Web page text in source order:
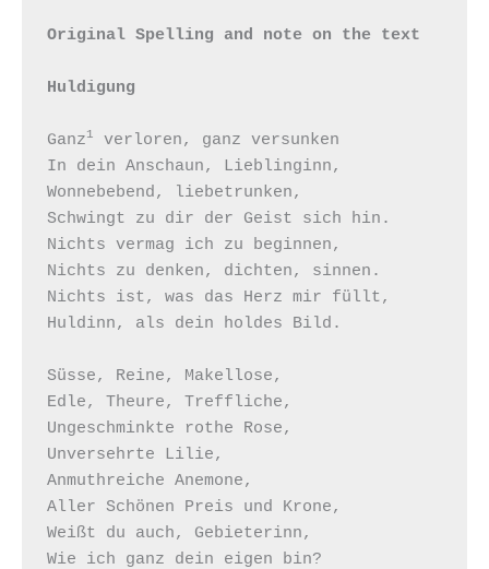
Original Spelling and note on the text
Ganz1
verloren, ganz versunken
In dein Anschaun, Lieblinginn,
Wonnebebend, liebetrunken,
Schwingt zu dir der Geist sich hin.
Nichts vermag ich zu beginnen,
Nichts zu denken, dichten, sinnen.
Nichts ist, was das Herz mir füllt,
Huldinn, als dein holdes Bild.
Süsse, Reine, Makellose,
Edle, Theure, Treffliche,
Ungeschminkte rothe Rose,
Unversehrte Lilie,
Anmuthreiche Anemone,
Aller Schönen Preis und Krone,
Weißt du auch, Gebieterinn,
Wie ich ganz dein eigen bin?